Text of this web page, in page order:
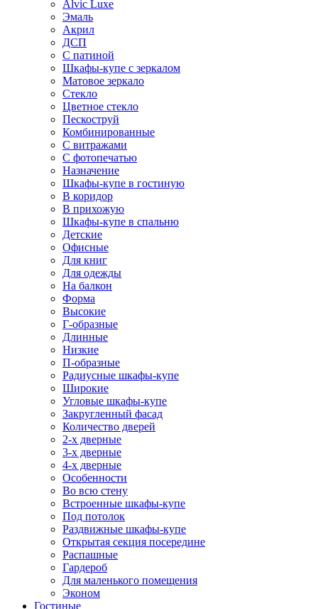
Alvic Luxe
Эмаль
Акрил
ДСП
С патиной
Шкафы-купе с зеркалом
Матовое зеркало
Стекло
Цветное стекло
Пескоструй
Комбинированные
С витражами
С фотопечатью
Назначение
Шкафы-купе в гостиную
В коридор
В прихожую
Шкафы-купе в спальню
Детские
Офисные
Для книг
Для одежды
На балкон
Форма
Высокие
Г-образные
Длинные
Низкие
П-образные
Радиусные шкафы-купе
Широкие
Угловые шкафы-купе
Закругленный фасад
Количество дверей
2-х дверные
3-х дверные
4-х дверные
Особенности
Во всю стену
Встроенные шкафы-купе
Под потолок
Раздвижные шкафы-купе
Открытая секция посередине
Распашные
Гардероб
Для маленького помещения
Эконом
Гостиные